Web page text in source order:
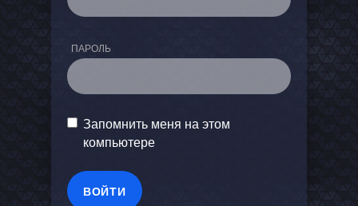
ПАРОЛЬ
Запомнить меня на этом
компьютере